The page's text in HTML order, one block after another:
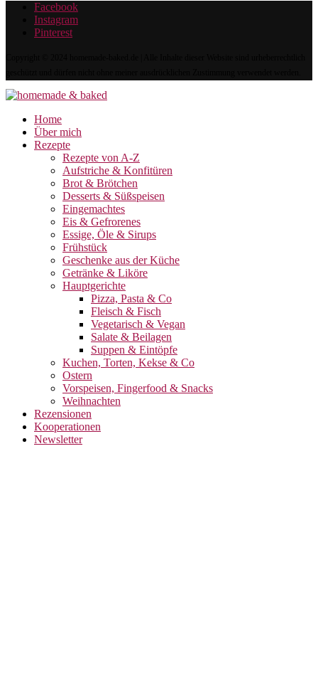
Facebook
Instagram
Pinterest
Home
Über mich
Rezepte
Rezepte von A-Z
Aufstriche & Konfitüren
Brot & Brötchen
Desserts & Süßspeisen
Eingemachtes
Eis & Gefrorenes
Essige, Öle & Sirups
Frühstück
Geschenke aus der Küche
Getränke & Liköre
Hauptgerichte
Pizza, Pasta & Co
Fleisch & Fisch
Vegetarisch & Vegan
Salate & Beilagen
Suppen & Eintöpfe
Kuchen, Torten, Kekse & Co
Ostern
Vorspeisen, Fingerfood & Snacks
Weihnachten
Rezensionen
Kooperationen
Newsletter